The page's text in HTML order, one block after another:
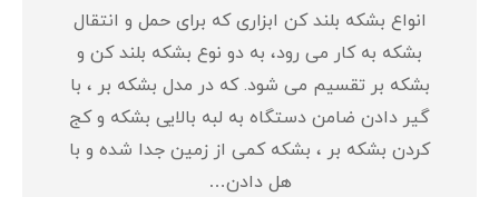
انواع بشکه بلند کن ابزاری که برای حمل و انتقال
بشکه به کار می رود، به دو نوع بشکه بلند کن و
بشکه بر تقسیم می شود. که در مدل بشکه بر ، با
گیر دادن ضامن دستگاه به لبه بالایی بشکه و کج
کردن بشکه بر ، بشکه کمی از زمین جدا شده و با
هل دادن…